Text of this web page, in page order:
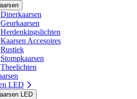
Dinerkaarsen
Geurkaarsen
Herdenkingslichten
Kaarsen Accesoires
Rustiek
Stompkaarsen
Theelichten
LED
LED